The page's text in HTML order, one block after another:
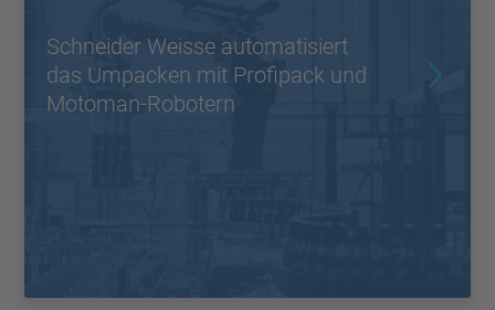
Schneider Weisse automatisiert
das Umpacken mit Profipack und
Motoman-Robotern